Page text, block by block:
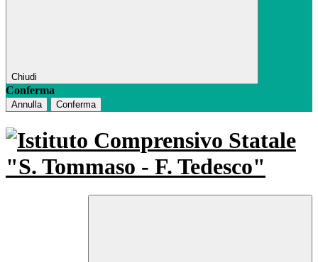
Chiudi
Conferma
Annulla Conferma